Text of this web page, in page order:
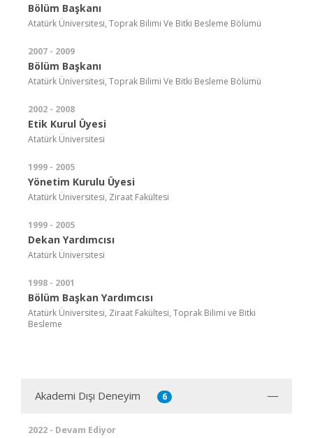
Bölüm Başkanı
Atatürk Üniversitesi, Toprak Bilimi Ve Bitki Besleme Bölümü
2007 - 2009
Bölüm Başkanı
Atatürk Üniversitesi, Toprak Bilimi Ve Bitki Besleme Bölümü
2002 - 2008
Etik Kurul Üyesi
Atatürk Üniversitesi
1999 - 2005
Yönetim Kurulu Üyesi
Atatürk Üniversitesi, Ziraat Fakültesi
1999 - 2005
Dekan Yardımcısı
Atatürk Üniversitesi
1998 - 2001
Bölüm Başkan Yardımcısı
Atatürk Üniversitesi, Ziraat Fakültesi, Toprak Bilimi ve Bitki
Besleme
Akademi Dışı Deneyim 6
2022 - Devam Ediyor